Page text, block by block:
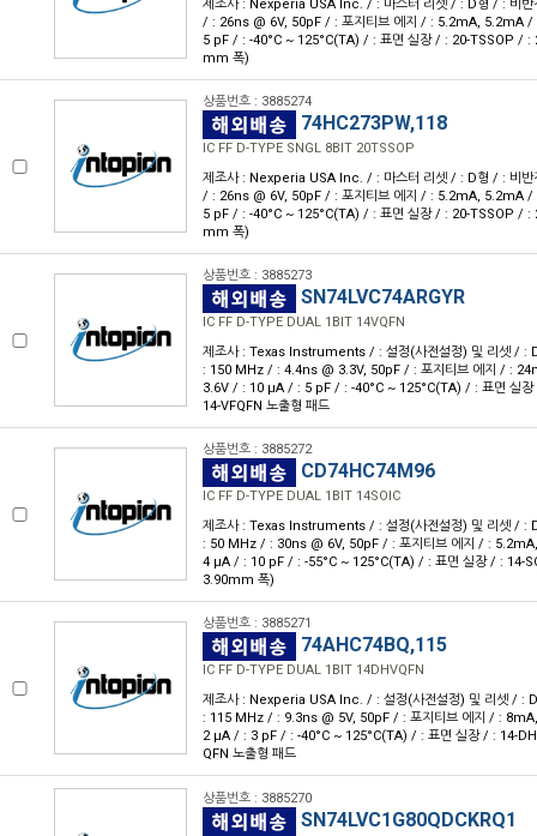
제조사 : Nexperia USA Inc. / : 마스터 리셋 / : D형 / : 비
/ : 26ns @ 6V, 50pF / : 포지티브 에지 / : 5.2mA, 5.2mA
5 pF / : -40°C ~ 125°C(TA) / : 표면 실장 / : 20-TSSOP / :
mm 폭)
상품번호 : 3885274
74HC273PW,118
IC FF D-TYPE SNGL 8BIT 20TSSOP
제조사 : Nexperia USA Inc. / : 마스터 리셋 / : D형 / : 비
/ : 26ns @ 6V, 50pF / : 포지티브 에지 / : 5.2mA, 5.2mA
5 pF / : -40°C ~ 125°C(TA) / : 표면 실장 / : 20-TSSOP / :
mm 폭)
상품번호 : 3885273
SN74LVC74ARGYR
IC FF D-TYPE DUAL 1BIT 14VQFN
제조사 : Texas Instruments / : 설정(사전설정) 및 리셋 / :
: 150 MHz / : 4.4ns @ 3.3V, 50pF / : 포지티브 에지 / :
3.6V / : 10 μA / : 5 pF / : -40°C ~ 125°C(TA) / : 표면 실
14-VFQFN 노출형 패드
상품번호 : 3885272
CD74HC74M96
IC FF D-TYPE DUAL 1BIT 14SOIC
제조사 : Texas Instruments / : 설정(사전설정) 및 리셋 / :
: 50 MHz / : 30ns @ 6V, 50pF / : 포지티브 에지 / :
4 μA / : 10 pF / : -55°C ~ 125°C(TA) / : 표면 실장 / : 14-
3.90mm 폭)
상품번호 : 3885271
74AHC74BQ,115
IC FF D-TYPE DUAL 1BIT 14DHVQFN
제조사 : Nexperia USA Inc. / : 설정(사전설정) 및 리셋 / :
: 115 MHz / : 9.3ns @ 5V, 50pF / : 포지티브 에지 / :
2 μA / : 3 pF / : -40°C ~ 125°C(TA) / : 표면 실장 / : 14-
QFN 노출형 패드
상품번호 : 3885270
SN74LVC1G80QDCKRQ1